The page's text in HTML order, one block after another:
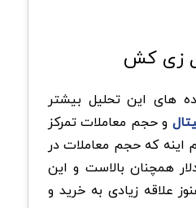
زی کش
های این تحلیل بیشتر
و حجم معاملات تمرکز
اینه که حجم معاملات در
380 تا 430 دلار همچنان بالاست و این
علاقه زیادی به خرید و